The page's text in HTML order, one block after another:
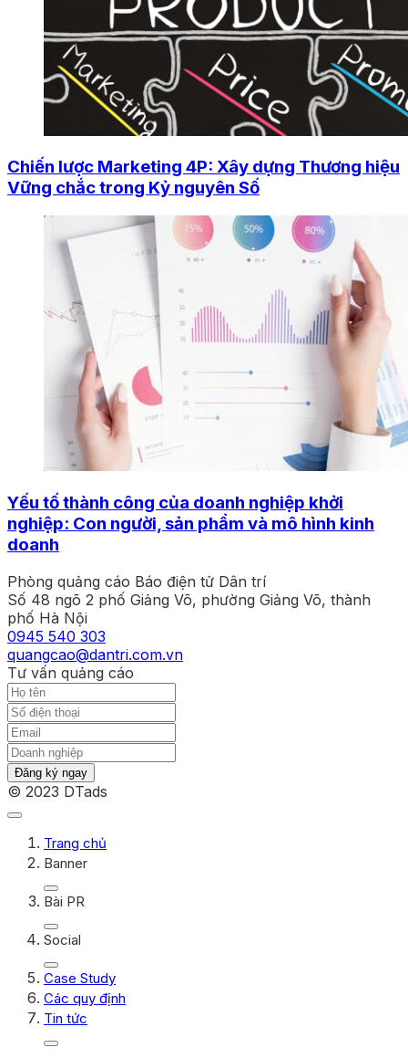
Chiến lược Marketing 4P: Xây dựng Thương hiệu
Vững chắc trong Kỷ nguyên Số
Yếu tố thành công của doanh nghiệp khởi
nghiệp: Con người, sản phẩm và mô hình kinh
doanh
Phòng quảng cáo Báo điện tử Dân trí
Số 48 ngõ 2 phố Giảng Võ, phường Giảng Võ, thành
phố Hà Nội
0945 540 303
quangcao@dantri.com.vn
Tư vấn quảng cáo
Đăng ký ngay
© 2023 DTads
Trang chủ
Banner
Bài PR
Social
Case Study
Các quy định
Tin tức